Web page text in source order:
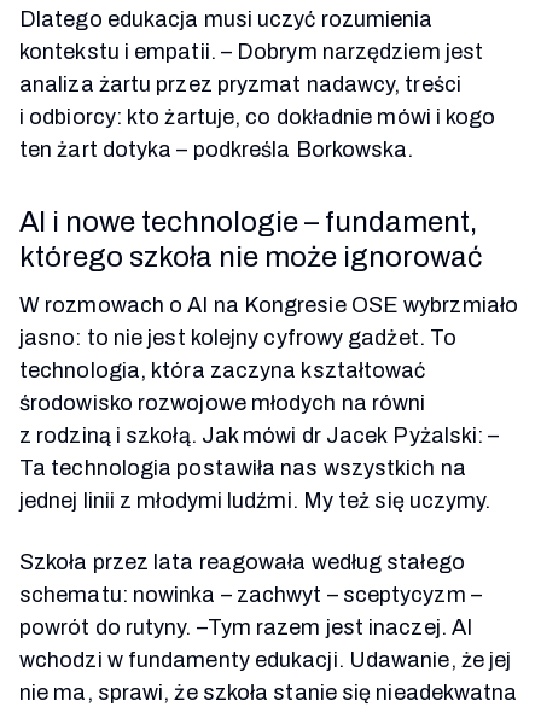
Dlatego edukacja musi uczyć rozumienia
kontekstu i empatii. – Dobrym narzędziem jest
analiza żartu przez pryzmat nadawcy, treści
i odbiorcy: kto żartuje, co dokładnie mówi i kogo
ten żart dotyka – podkreśla Borkowska.
AI i nowe technologie – fundament,
którego szkoła nie może ignorować
W rozmowach o AI na Kongresie OSE wybrzmiało
jasno: to nie jest kolejny cyfrowy gadżet. To
technologia, która zaczyna kształtować
środowisko rozwojowe młodych na równi
z rodziną i szkołą. Jak mówi dr Jacek Pyżalski: –
Ta technologia postawiła nas wszystkich na
jednej linii z młodymi ludźmi. My też się uczymy.
Szkoła przez lata reagowała według stałego
schematu: nowinka – zachwyt – sceptycyzm –
powrót do rutyny. –Tym razem jest inaczej. AI
wchodzi w fundamenty edukacji. Udawanie, że jej
nie ma, sprawi, że szkoła stanie się nieadekwatna